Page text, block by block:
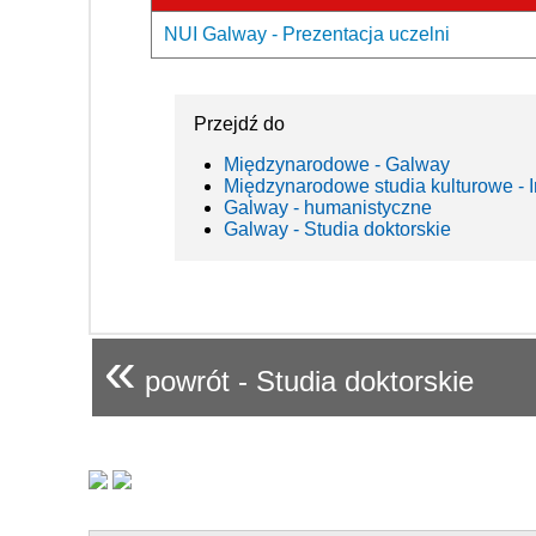
NUI Galway - Prezentacja uczelni
Przejdź do
Międzynarodowe - Galway
Międzynarodowe studia kulturowe -
Galway - humanistyczne
Galway - Studia doktorskie
« powrót - Studia doktorskie